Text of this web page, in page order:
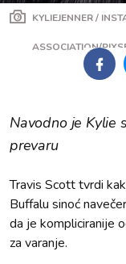
KYLIEJENNER /
ASSOCIATION/
Navodno je Kylie
prevaru
Travis Scott tvrdi
Buffalu sinoć
da je kompliciranije
za varanje.